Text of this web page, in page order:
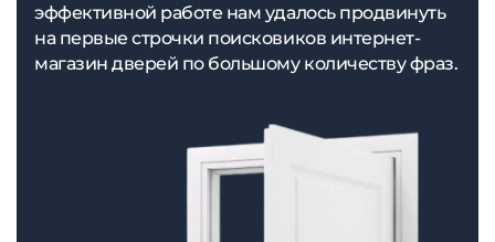
эффективной работе нам удалось продвинуть
на первые строчки поисковиков интернет-
магазин дверей по большому количеству фраз.